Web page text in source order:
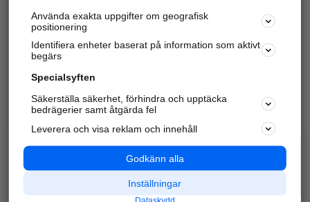
Kom igång och annonsera mot
samarbetspartners nära dig.
Alla kategorier
Populära sökningar
API & Kartor
Annonsera
Integritet
Nödnummer
Använda exakta uppgifter om geografisk
positionering
Identifiera enheter baserat på information som aktivt
begärs
Specialsyften
Säkerställa säkerhet, förhindra och upptäcka
bedrägerier samt åtgärda fel
Leverera och visa reklam och innehåll
Godkänn alla
Inställningar
Dataskydd